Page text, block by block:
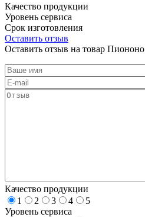
Качество продукции
Уровень сервиса
Срок изготовления
Оставить отзыв
Оставить отзыв на товар Пиононо
Качество продукции
1
2 3 4
5
Уровень сервиса